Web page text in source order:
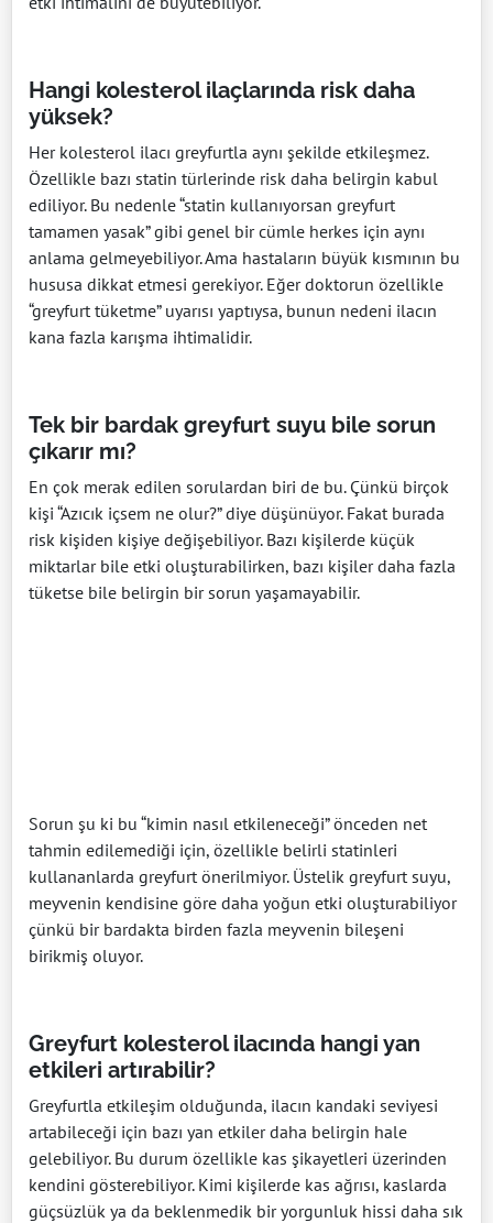
Hangi kolesterol ilaçlarında risk daha
yüksek?
Her kolesterol ilacı greyfurtla aynı şekilde etkileşmez.
Özellikle bazı statin türlerinde risk daha belirgin kabul
ediliyor. Bu nedenle “statin kullanıyorsan greyfurt
tamamen yasak” gibi genel bir cümle herkes için aynı
anlama gelmeyebiliyor. Ama hastaların büyük kısmının bu
hususa dikkat etmesi gerekiyor. Eğer doktorun özellikle
“greyfurt tüketme” uyarısı yaptıysa, bunun nedeni ilacın
kana fazla karışma ihtimalidir.
Tek bir bardak greyfurt suyu bile sorun
çıkarır mı?
En çok merak edilen sorulardan biri de bu. Çünkü birçok
kişi “Azıcık içsem ne olur?” diye düşünüyor. Fakat burada
risk kişiden kişiye değişebiliyor. Bazı kişilerde küçük
miktarlar bile etki oluşturabilirken, bazı kişiler daha fazla
tüketse bile belirgin bir sorun yaşamayabilir.
Sorun şu ki bu “kimin nasıl etkileneceği” önceden net
tahmin edilemediği için, özellikle belirli statinleri
kullananlarda greyfurt önerilmiyor. Üstelik greyfurt suyu,
meyvenin kendisine göre daha yoğun etki oluşturabiliyor
çünkü bir bardakta birden fazla meyvenin bileşeni
birikmiş oluyor.
Greyfurt kolesterol ilacında hangi yan
etkileri artırabilir?
Greyfurtla etkileşim olduğunda, ilacın kandaki seviyesi
artabileceği için bazı yan etkiler daha belirgin hale
gelebiliyor. Bu durum özellikle kas şikayetleri üzerinden
kendini gösterebiliyor. Kimi kişilerde kas ağrısı, kaslarda
güçsüzlük ya da beklenmedik bir yorgunluk hissi daha sık